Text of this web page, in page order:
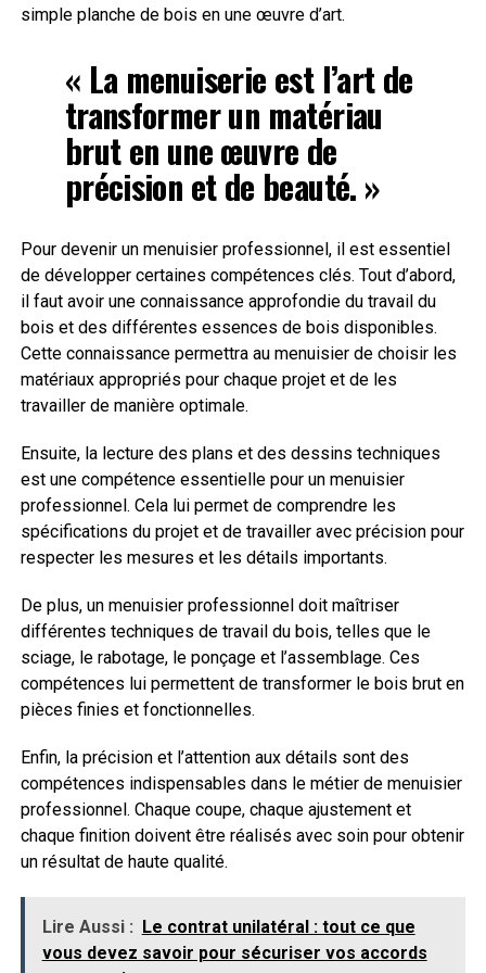
simple planche de bois en une œuvre d’art.
« La menuiserie est l’art de
transformer un matériau
brut en une œuvre de
précision et de beauté. »
Pour devenir un menuisier professionnel, il est essentiel
de développer certaines compétences clés. Tout d’abord,
il faut avoir une connaissance approfondie du travail du
bois et des différentes essences de bois disponibles.
Cette connaissance permettra au menuisier de choisir les
matériaux appropriés pour chaque projet et de les
travailler de manière optimale.
Ensuite, la lecture des plans et des dessins techniques
est une compétence essentielle pour un menuisier
professionnel. Cela lui permet de comprendre les
spécifications du projet et de travailler avec précision pour
respecter les mesures et les détails importants.
De plus, un menuisier professionnel doit maîtriser
différentes techniques de travail du bois, telles que le
sciage, le rabotage, le ponçage et l’assemblage. Ces
compétences lui permettent de transformer le bois brut en
pièces finies et fonctionnelles.
Enfin, la précision et l’attention aux détails sont des
compétences indispensables dans le métier de menuisier
professionnel. Chaque coupe, chaque ajustement et
chaque finition doivent être réalisés avec soin pour obtenir
un résultat de haute qualité.
Lire Aussi : Le contrat unilatéral : tout ce que
vous devez savoir pour sécuriser vos accords